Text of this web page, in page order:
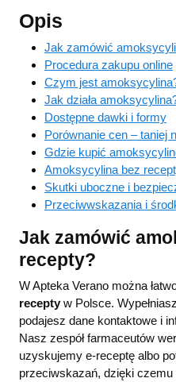
Opis
Jak zamówić
Procedura zakupu online
Czym jest
Jak działa
Dostępne dawki i formy
Porównanie cen – taniej
Gdzie kupić
Amoksycylina bez
Skutki uboczne i
Przeciwwskazania i
Jak zamówić
recepty?
W Apteka Verano można
recepty w Polsce.
podajesz dane kontaktowe i
Nasz zespół farmaceutów
uzyskujemy e-receptę albo
przeciwskazań, dzięki czemu